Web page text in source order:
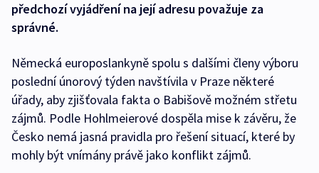
předchozí vyjádření na její adresu považuje za
správné.
Německá europoslankyně spolu s dalšími členy výboru
poslední únorový týden navštívila v Praze některé
úřady, aby zjišťovala fakta o Babišově možném střetu
zájmů. Podle Hohlmeierové dospěla mise k závěru, že
Česko nemá jasná pravidla pro řešení situací, které by
mohly být vnímány právě jako konflikt zájmů.